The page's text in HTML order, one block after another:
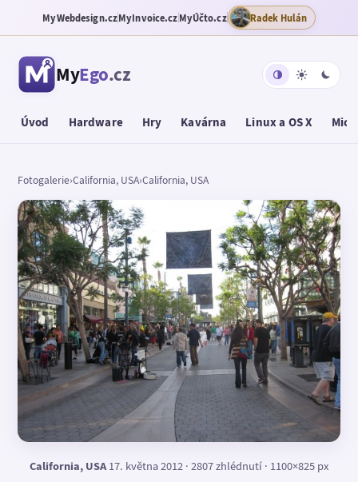
MyWebdesign.czMyInvoice.czMyÚčto.cz Radek Hulán
MyEgo.cz
Úvod Hardware Hry Kavárna Linux a OS X
Fotogalerie›California, USA›California, USA
California, USA 17. května 2012 · 2807 zhlédnutí · 1100×825 px